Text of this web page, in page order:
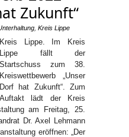
Zukunft“
Kreis Lippe
Kreis Lippe. Im Kreis
Lippe fällt der
Startschuss zum 38.
Kreiswettbewerb „Unser
Dorf hat Zukunft“. Zum
Auftakt lädt der Kreis
am Freitag, 25.
Dr. Axel Lehmann
eröffnen: „Der